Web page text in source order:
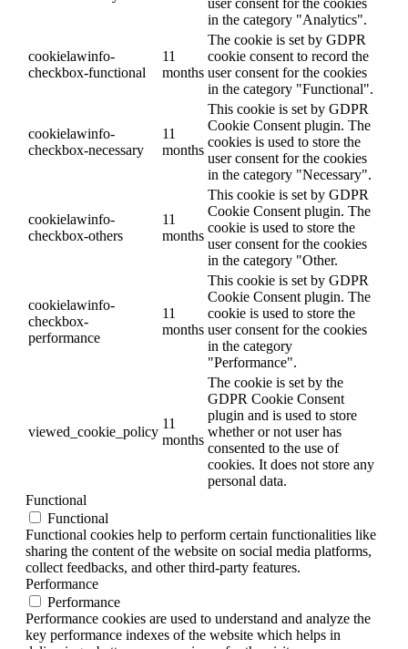
user consent for the cookies
in the category "Analytics".
cookielawinfo-
checkbox-functional
11
months
The cookie is set by GDPR
cookie consent to record the
user consent for the cookies
in the category "Functional".
cookielawinfo-
checkbox-necessary
11
months
This cookie is set by GDPR
Cookie Consent plugin. The
cookies is used to store the
user consent for the cookies
in the category "Necessary".
cookielawinfo-
checkbox-others
11
months
This cookie is set by GDPR
Cookie Consent plugin. The
cookie is used to store the
user consent for the cookies
in the category "Other.
cookielawinfo-
checkbox-
performance
11
months
This cookie is set by GDPR
Cookie Consent plugin. The
cookie is used to store the
user consent for the cookies
in the category
"Performance".
viewed_cookie_policy
11
months
The cookie is set by the
GDPR Cookie Consent
plugin and is used to store
whether or not user has
consented to the use of
cookies. It does not store any
personal data.
Functional
Functional
Functional cookies help to perform certain functionalities like
sharing the content of the website on social media platforms,
collect feedbacks, and other third-party features.
Performance
Performance
Performance cookies are used to understand and analyze the
key performance indexes of the website which helps in